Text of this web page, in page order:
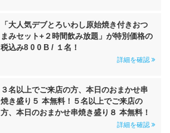
「大人気デブとろいわし原始焼き付きおつ
まみセット+２時間飲み放題」が特別価格の
税込み8 0 0 B / １名！
詳細を確認
３名以上でご来店の方、本日のおまかせ串
焼き盛り５ 本無料！５名以上でご来店の
方、本日のおまかせ串焼き盛り８ 本無料！
詳細を確認